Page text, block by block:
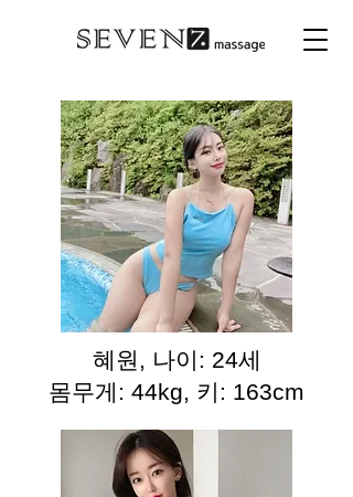
혜원, 나이: 24세
몸무게: 44kg, 키: 163cm